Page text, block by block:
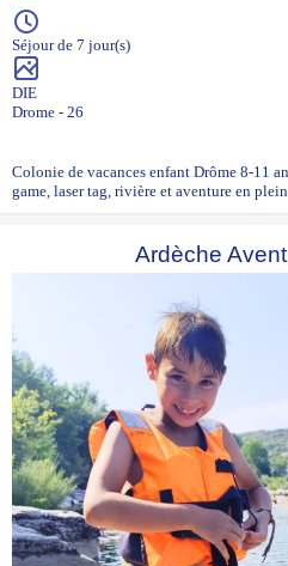
Séjour de 7 jour(s)
DIE
Drome - 26
Colonie de vacances enfant Drôme 8-11
game, laser tag, rivière et aventure en
Ardèche